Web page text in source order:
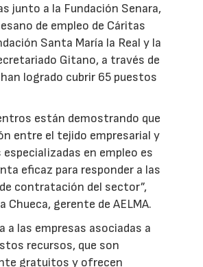
junto a la Fundación Senara,
de empleo de Cáritas
Santa María la Real y la
Gitano, a través de
logrado cubrir 65 puestos
están demostrando que
entre el tejido empresarial y
en empleo es
eficaz para responder a las
contratación del sector”,
Chueca, gerente de AELMA.
a las empresas asociadas a
recursos, que son
gratuitos y ofrecen